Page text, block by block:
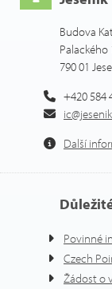
Budova
Palackého
790 01
+420 584
Další
Povinné
Czech
Žádost o